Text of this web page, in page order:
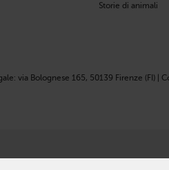
Storie di animali
via Bolognese 165, 50139 Firenze (FI) |